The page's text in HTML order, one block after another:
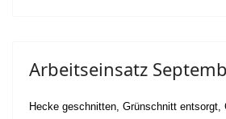
Arbeitseinsatz
Hecke geschnitten, Grünschnitt entsorgt,